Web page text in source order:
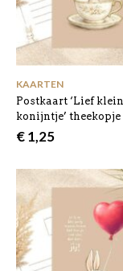
KAARTEN
Postkaart ‘Lief klein
konijntje’ theekopje
€1,25